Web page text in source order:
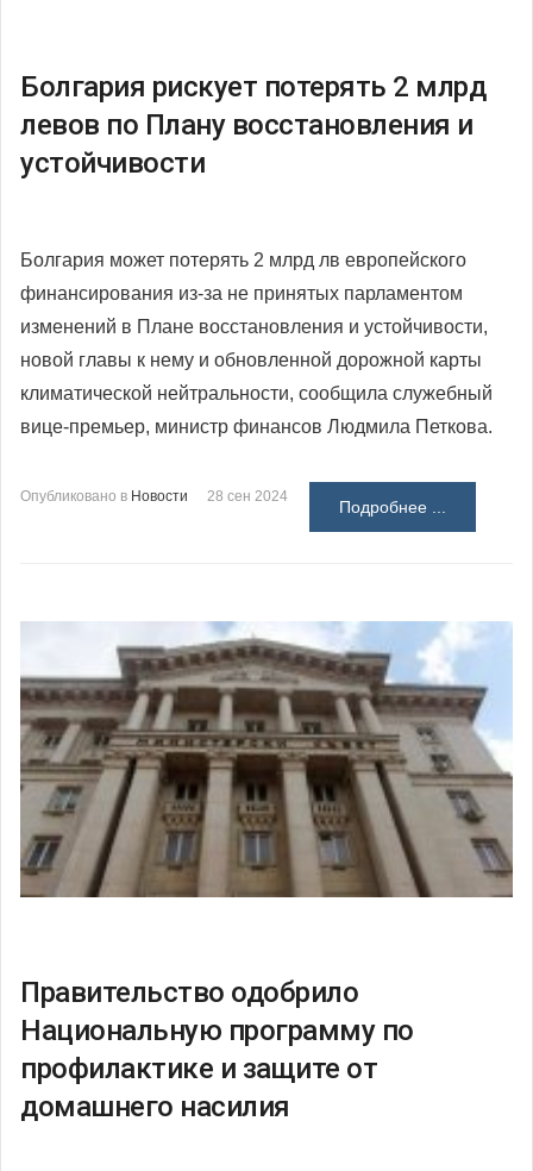
Болгария рискует потерять 2 млрд
левов по Плану восстановления и
устойчивости
Болгария может потерять 2 млрд лв европейского
финансирования из-за не принятых парламентом
изменений в Плане восстановления и устойчивости,
новой главы к нему и обновленной дорожной карты
климатической нейтральности, сообщила служебный
вице-премьер, министр финансов Людмила Петкова.
Опубликовано в Новости 28 сен 2024
Подробнее ...
Правительство одобрило
Национальную программу по
профилактике и защите от
домашнего насилия